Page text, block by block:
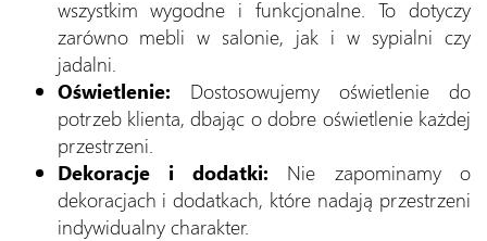
wszystkim wygodne i funkcjonalne. To dotyczy
zarówno mebli w salonie, jak i w sypialni czy
jadalni.
Oświetlenie: Dostosowujemy oświetlenie do
potrzeb klienta, dbając o dobre oświetlenie każdej
przestrzeni.
Dekoracje i dodatki: Nie zapominamy o
dekoracjach i dodatkach, które nadają przestrzeni
indywidualny charakter.